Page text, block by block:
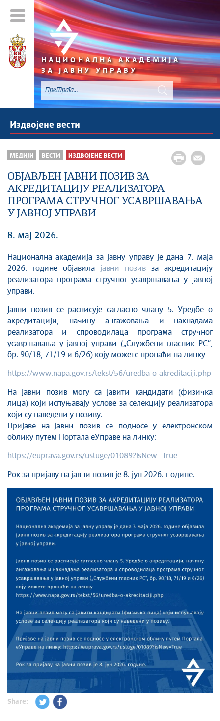
НАЦИОНАЛНА АКАДЕМИЈА
ЗА ЈАВНУ УПРАВУ
Издвојене вести
МЕДИЈИ ВЕСТИ ИЗДВОЈЕНЕ ВЕСТИ
ОБЈАВЉЕН ЈАВНИ ПОЗИВ ЗА
АКРЕДИТАЦИЈУ РЕАЛИЗАТОРА
ПРОГРАМА СТРУЧНОГ УСАВРШАВАЊА
У ЈАВНОЈ УПРАВИ
8. мај 2026.
Национална академија за јавну управу је дана 7. маја
2026. године објавила јавни позив за акредитацију
реализатора програма стручног усавршавања у јавној
управи.
Јавни позив се расписује сагласно члану 5. Уредбe о
акредитацији, начину ангажовања и накнадама
реализатора и спроводилаца програма стручног
усавршавања у јавној управи („Службени гласник РС”,
бр. 90/18, 71/19 и 6/26) коју можете пронаћи на линку
https://www.napa.gov.rs/tekst/56/uredba-o-akreditaciji.php
На јавни позив могу са јавити кандидати (физичка
лица) који испуњавају услове за селекцију реализатора
који су наведени у позиву.
Пријаве на јавни позив се подносе у електронском
облику путем Портала еУправе на линку:
https://euprava.gov.rs/usluge/01089?isNew=True
Рок за пријаву на јавни позив је 8. јун 2026. г одине.
Share: